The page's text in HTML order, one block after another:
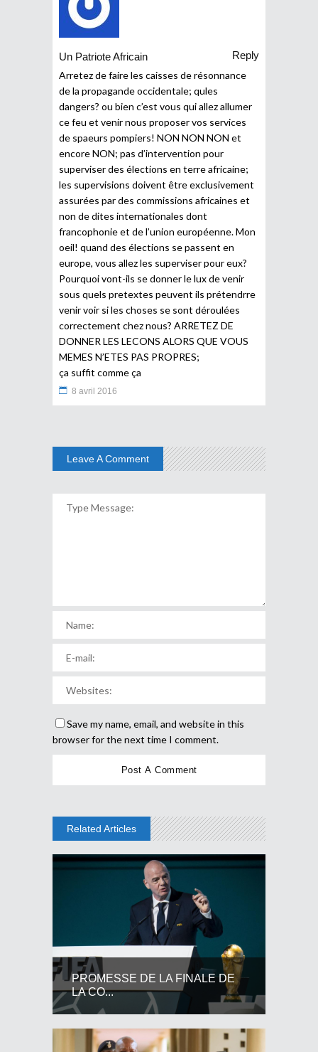
Un Patriote Africain
Reply
Arretez de faire les caisses de résonnance
de la propagande occidentale; qules
dangers? ou bien c’est vous qui allez allumer
ce feu et venir nous proposer vos services
de spaeurs pompiers! NON NON NON et
encore NON; pas d’intervention pour
superviser des élections en terre africaine;
les supervisions doivent être exclusivement
assurées par des commissions africaines et
non de dites internationales dont
francophonie et de l’union européenne. Mon
oeil! quand des élections se passent en
europe, vous allez les superviser pour eux?
Pourquoi vont-ils se donner le lux de venir
sous quels pretextes peuvent ils prétendrre
venir voir si les choses se sont déroulées
correctement chez nous? ARRETEZ DE
DONNER LES LECONS ALORS QUE VOUS
MEMES N’ETES PAS PROPRES;
ça suffit comme ça
8 avril 2016
Leave A Comment
Save my name, email, and website in this
browser for the next time I comment.
Related Articles
PROMESSE DE LA FINALE DE
LA CO...